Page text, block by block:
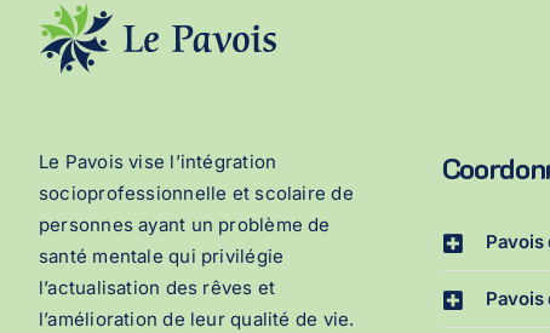
Le Pavois vise l’intégration
socioprofessionnelle et scolaire de
personnes ayant un problème de
santé mentale qui privilégie
l’actualisation des rêves et
l’amélioration de leur qualité de vie.
Pavois
Pavois